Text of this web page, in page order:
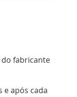
fabricante
após cada